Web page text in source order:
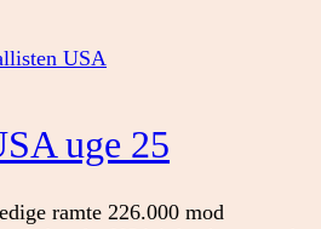
26
USA
uge 25
ramte 226.000 mod